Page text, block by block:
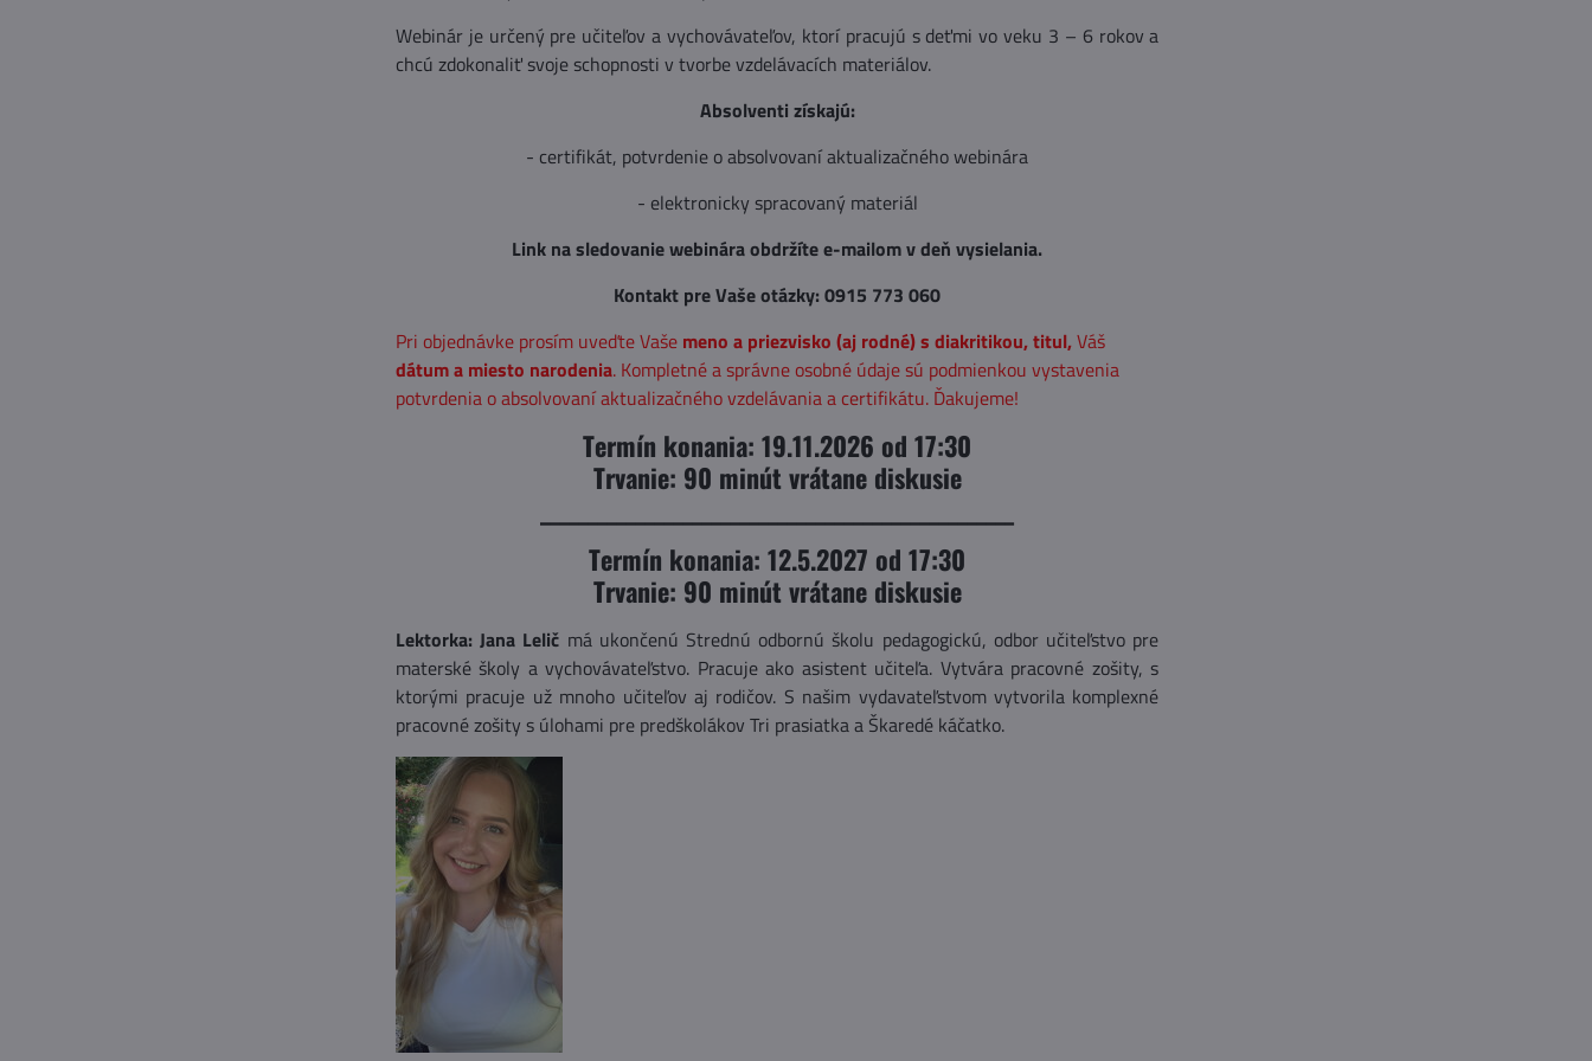
Webinár je určený pre učiteľov a vychovávateľov, ktorí pracujú s deťmi vo veku 3 – 6 rokov a
chcú zdokonaliť svoje schopnosti v tvorbe vzdelávacích materiálov.
Absolventi získajú:
- certifikát, potvrdenie o absolvovaní aktualizačného webinára
- elektronicky spracovaný materiál
Link na sledovanie webinára obdržíte e-mailom v deň vysielania.
Kontakt pre Vaše otázky: 0915 773 060
Pri objednávke prosím uveďte Vaše meno a priezvisko (aj rodné) s diakritikou, titul,Váš
dátum a miesto narodenia. Kompletné a správne osobné údaje sú podmienkou vystavenia
potvrdenia o absolvovaní aktualizačného vzdelávania a certifikátu. Ďakujeme!
Termín konania: 19.11.2026 od 17:30
Trvanie: 90 minút vrátane diskusie
Termín konania: 12.5.2027 od 17:30
Trvanie: 90 minút vrátane diskusie
Lektorka: Jana Lelič má ukončenú Strednú odbornú školu pedagogickú, odbor učiteľstvo pre
materské školy a vychovávateľstvo. Pracuje ako asistent učiteľa. Vytvára pracovné zošity, s
ktorými pracuje už mnoho učiteľov aj rodičov. S našim vydavateľstvom vytvorila komplexné
pracovné zošity s úlohami pre predškolákov Tri prasiatka a Škaredé káčatko.